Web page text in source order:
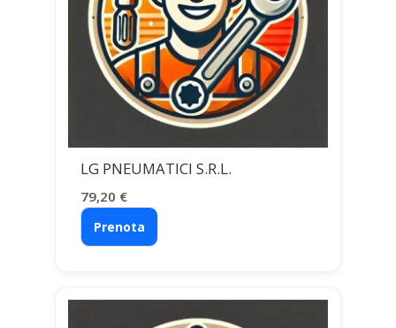
LG PNEUMATICI S.R.L.
79,20 €
Prenota